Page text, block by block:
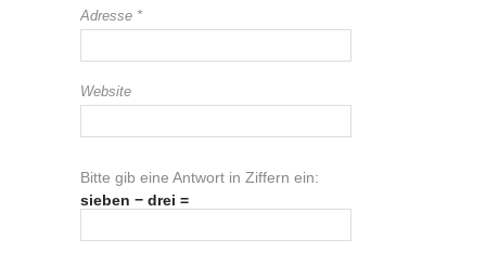
Adresse *
Website
Bitte gib eine Antwort in Ziffern ein:
sieben − drei =